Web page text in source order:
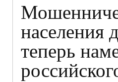
населения
теперь